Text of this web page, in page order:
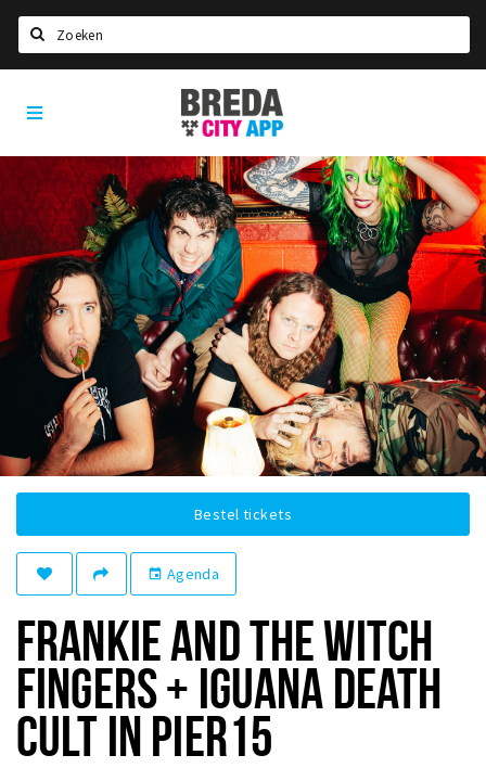
Home
Agenda
Deals
Party pics
Nieuws, interviews & blogs
Eten
Drinken
Slapen
Recreatief
Winkels
Parkeren
Musea, theaters & podia
Uitjes & activiteiten
Toeristische routes
Natuurgebieden
Breda
City
App
Bestel tickets
event Agenda
FRANKIE AND THE WITCH
FINGERS + IGUANA DEATH
CULT IN PIER15